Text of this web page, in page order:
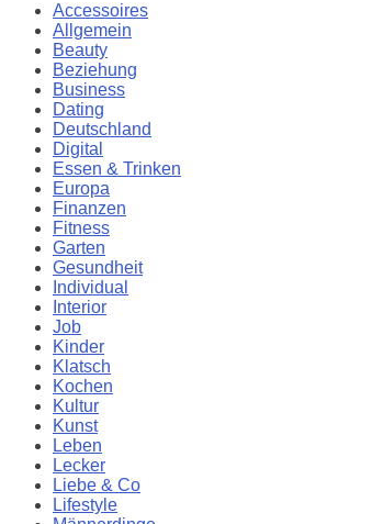
Accessoires
Allgemein
Beauty
Beziehung
Business
Dating
Deutschland
Digital
Essen & Trinken
Europa
Finanzen
Fitness
Garten
Gesundheit
Individual
Interior
Job
Kinder
Klatsch
Kochen
Kultur
Kunst
Leben
Lecker
Liebe & Co
Lifestyle